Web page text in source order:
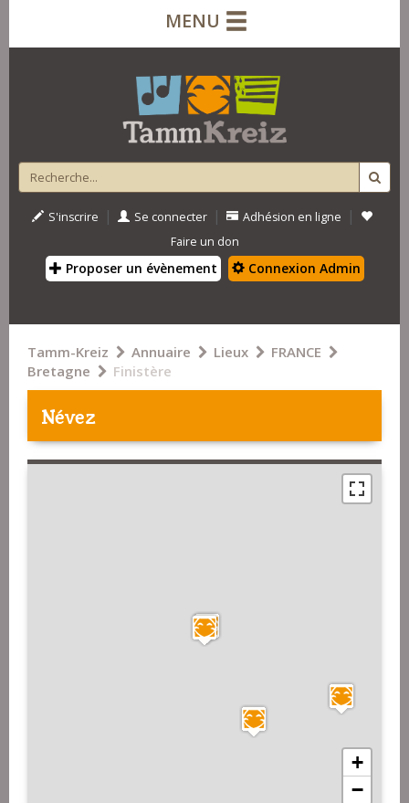
MENU
S'inscrire | Se connecter | Adhésion en ligne |
Faire un don
Proposer un évènement Connexion Admin
Tamm-Kreiz Annuaire Lieux
FRANCE
Bretagne
Finistère
Névez
+
−